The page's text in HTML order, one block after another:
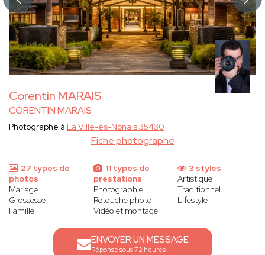
Corentin MARAIS
CORENTIN MARAIS
Fiche photographe
Photographe à La Ville-és-Nonais 35430
27 types de
photos
Mariage
Grossesse
Famille
11 types de
prestations
Photographie
Retouche photo
Vidéo et montage
3 styles
Artistique
Traditionnel
Lifestyle
ENVOYER UN MESSAGE
Réponse sous 72 heures